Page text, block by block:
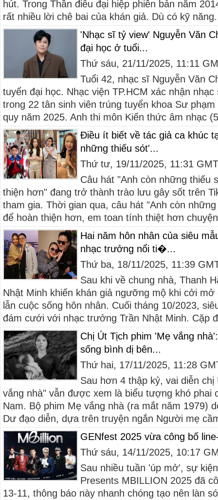
hút. Trong Thần điêu đại hiệp phiên bản năm
rất nhiều lời chê bai của khán giả. Dù có kỹ
'Nhạc sĩ tỷ view' Nguyễn Văn
đại học ở tuổi...
Thứ sáu, 21/11/2025, 11:11
Tuổi 42, nhạc sĩ Nguyễn Văn
tuyển đại học. Nhạc viện TP.HCM xác nhận
trong 22 tân sinh viên trúng tuyển khoa Sư
quy năm 2025. Anh thi môn Kiến thức âm nhạc
Điều ít biết về tác giả ca khúc
những thiếu sót'...
Thứ tư, 19/11/2025, 11:31
Câu hát "Anh còn những thiếu
thiện hơn" đang trở thành trào lưu gây sốt trên
tham gia. Thời gian qua, câu hát "Anh còn
để hoàn thiện hơn, em toan tính thiệt hơn
Hai năm hôn nhân của siêu
nhạc trưởng nổi ti�...
Thứ ba, 18/11/2025, 11:39
Sau khi về chung nhà, Thanh
Nhật Minh khiến khán giả ngưỡng mộ khi cởi mở
lẫn cuộc sống hôn nhân. Cuối tháng 10/2023,
đám cưới với nhạc trưởng Trần Nhật Minh. Cặp
Chị Út Tịch phim 'Mẹ vắng
sống bình dị bên...
Thứ hai, 17/11/2025, 11:28
Sau hơn 4 thập kỷ, vai diễn
vắng nhà" vẫn được xem là biểu tượng khó phai
Nam. Bộ phim Mẹ vắng nhà (ra mắt năm 1979)
Dư đạo diễn, dựa trên truyện ngắn Người mẹ
GENfest 2025 vừa công bố
Thứ sáu, 14/11/2025, 10:17
Sau nhiều tuần 'úp mở', sự
Presents MBILLION 2025 đã
13-11, thông báo này nhanh chóng tạo nên làn